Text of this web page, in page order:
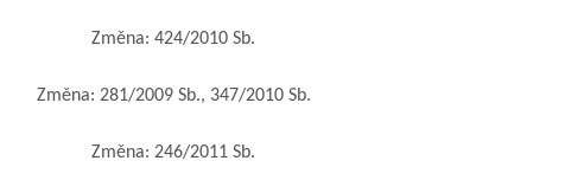
Změna: 424/2010 Sb.
Změna: 281/2009 Sb., 347/2010 Sb.
Změna: 246/2011 Sb.